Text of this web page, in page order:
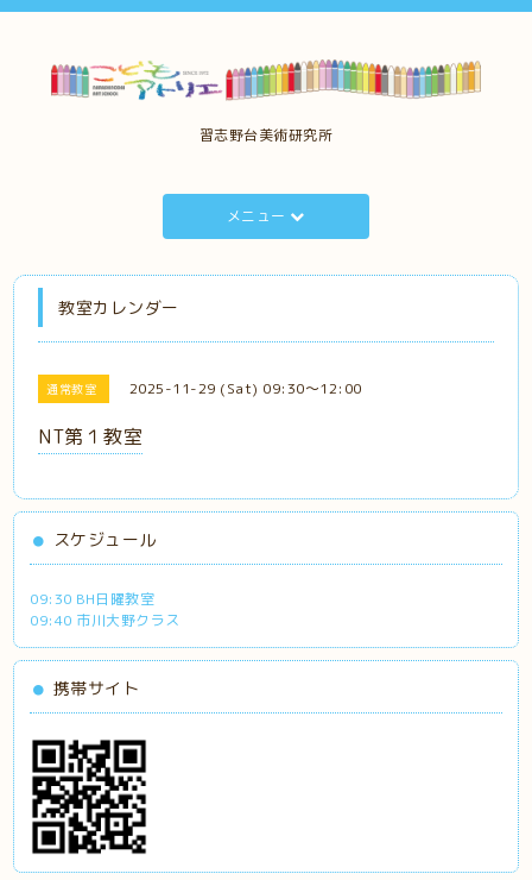
習志野台美術研究所
メニュー
教室カレンダー
通常教室 2025-11-29 (Sat) 09:30～12:00
NT第１教室
スケジュール
09:30 BH日曜教室
09:40 市川大野クラス
携帯サイト